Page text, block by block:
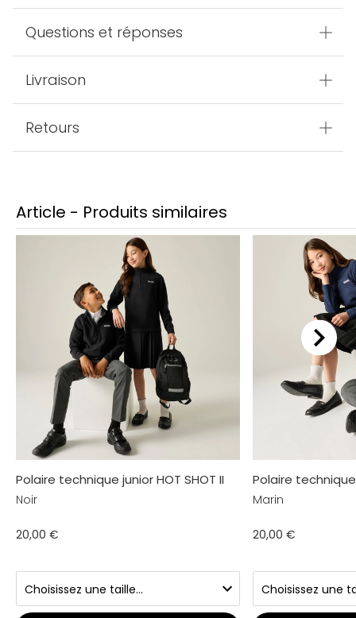
Questions et réponses
Livraison
Retours
Article - Produits similaires
Polaire technique junior HOT SHOT II
Noir
20,00 €
Polaire technique
Marin
20,00 €